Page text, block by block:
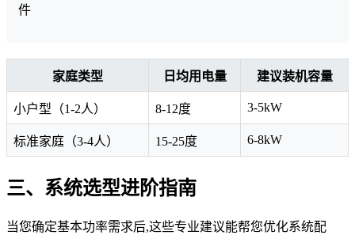
件
家庭类型 日均用电量 建议装机容量
小户型（1-2人） 8-12度 3-5kW
标准家庭（3-4人） 15-25度 6-8kW
三、系统选型进阶指南
当您确定基本功率需求后,这些专业建议能帮您优化系统配